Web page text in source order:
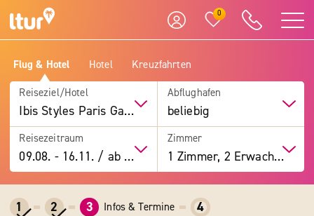
0
Flug & Hotel Hotel Kreuzfahrten
Reiseziel/Hotel
Ibis Styles Paris Gare De Lyon Bastille
Abflughafen
beliebig
Reisezeitraum
09.08. -16.11. / ab 7 Tage
Zimmer
1 Zimmer, 2 Erwachsene
1 2 3 Infos & Termine 4